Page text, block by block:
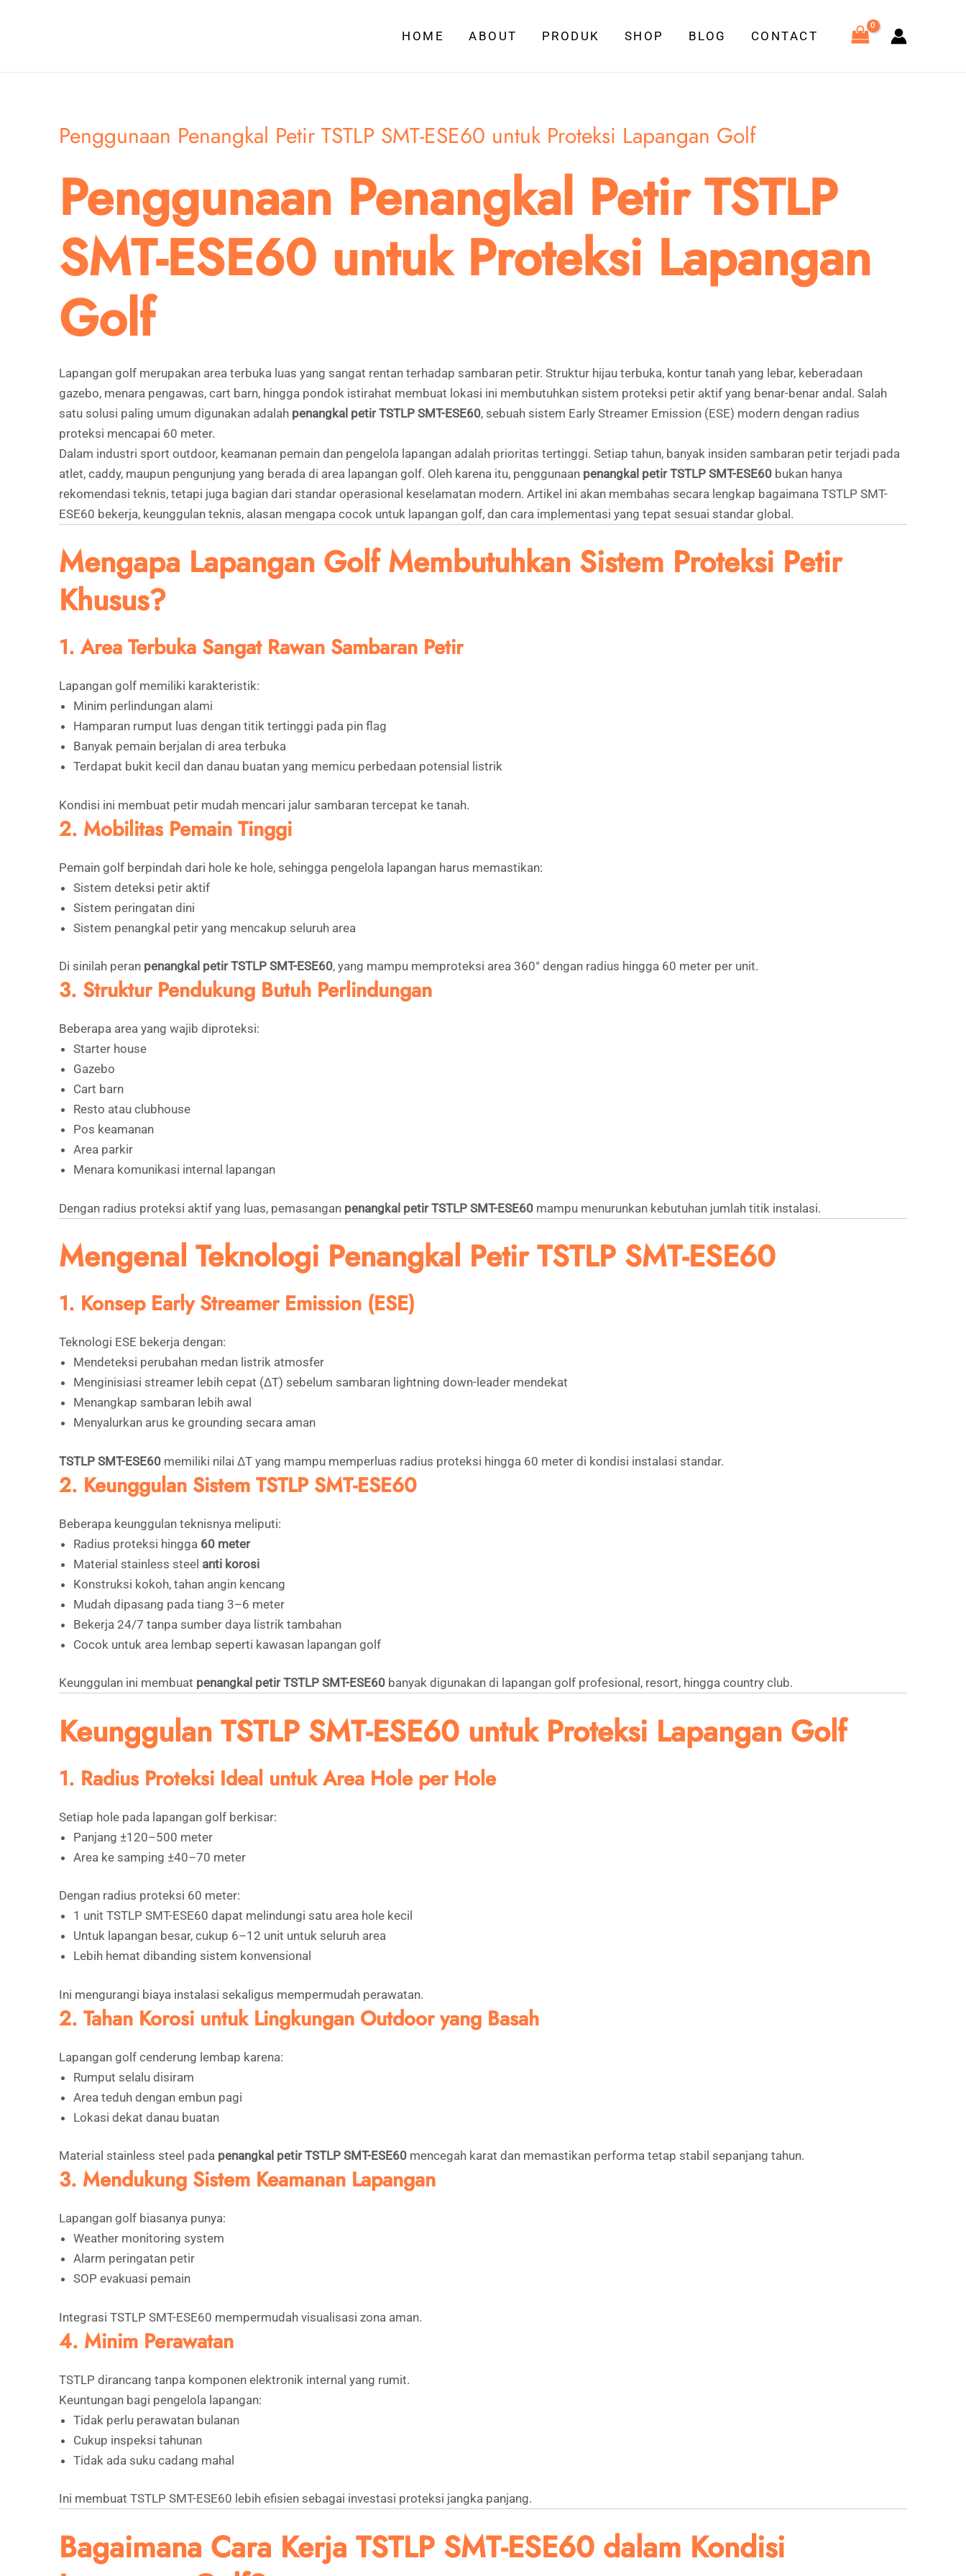
HOME ABOUT PRODUK SHOP BLOG CONTACT
Penggunaan Penangkal Petir TSTLP SMT-ESE60 untuk Proteksi Lapangan Golf
Penggunaan Penangkal Petir TSTLP
SMT-ESE60 untuk Proteksi Lapangan
Golf
Lapangan golf merupakan area terbuka luas yang sangat rentan terhadap sambaran petir. Struktur hijau terbuka, kontur tanah yang lebar, keberadaan
gazebo, menara pengawas, cart barn, hingga pondok istirahat membuat lokasi ini membutuhkan sistem proteksi petir aktif yang benar-benar andal. Salah
satu solusi paling umum digunakan adalah penangkal petir TSTLP SMT-ESE60, sebuah sistem Early Streamer Emission (ESE) modern dengan radius
proteksi mencapai 60 meter.
Dalam industri sport outdoor, keamanan pemain dan pengelola lapangan adalah prioritas tertinggi. Setiap tahun, banyak insiden sambaran petir terjadi pada
atlet, caddy, maupun pengunjung yang berada di area lapangan golf. Oleh karena itu, penggunaan penangkal petir TSTLP SMT-ESE60 bukan hanya
rekomendasi teknis, tetapi juga bagian dari standar operasional keselamatan modern. Artikel ini akan membahas secara lengkap bagaimana TSTLP SMT-
ESE60 bekerja, keunggulan teknis, alasan mengapa cocok untuk lapangan golf, dan cara implementasi yang tepat sesuai standar global.
Mengapa Lapangan Golf Membutuhkan Sistem Proteksi Petir
Khusus?
1. Area Terbuka Sangat Rawan Sambaran Petir
Lapangan golf memiliki karakteristik:
Minim perlindungan alami
Hamparan rumput luas dengan titik tertinggi pada pin flag
Banyak pemain berjalan di area terbuka
Terdapat bukit kecil dan danau buatan yang memicu perbedaan potensial listrik
Kondisi ini membuat petir mudah mencari jalur sambaran tercepat ke tanah.
2. Mobilitas Pemain Tinggi
Pemain golf berpindah dari hole ke hole, sehingga pengelola lapangan harus memastikan:
Sistem deteksi petir aktif
Sistem peringatan dini
Sistem penangkal petir yang mencakup seluruh area
Di sinilah peran penangkal petir TSTLP SMT-ESE60, yang mampu memproteksi area 360° dengan radius hingga 60 meter per unit.
3. Struktur Pendukung Butuh Perlindungan
Beberapa area yang wajib diproteksi:
Starter house
Gazebo
Cart barn
Resto atau clubhouse
Pos keamanan
Area parkir
Menara komunikasi internal lapangan
Dengan radius proteksi aktif yang luas, pemasangan penangkal petir TSTLP SMT-ESE60 mampu menurunkan kebutuhan jumlah titik instalasi.
Mengenal Teknologi Penangkal Petir TSTLP SMT-ESE60
1. Konsep Early Streamer Emission (ESE)
Teknologi ESE bekerja dengan:
Mendeteksi perubahan medan listrik atmosfer
Menginisiasi streamer lebih cepat (ΔT) sebelum sambaran lightning down-leader mendekat
Menangkap sambaran lebih awal
Menyalurkan arus ke grounding secara aman
TSTLP SMT-ESE60 memiliki nilai ΔT yang mampu memperluas radius proteksi hingga 60 meter di kondisi instalasi standar.
2. Keunggulan Sistem TSTLP SMT-ESE60
Beberapa keunggulan teknisnya meliputi:
Radius proteksi hingga 60 meter
Material stainless steel anti korosi
Konstruksi kokoh, tahan angin kencang
Mudah dipasang pada tiang 3–6 meter
Bekerja 24/7 tanpa sumber daya listrik tambahan
Cocok untuk area lembap seperti kawasan lapangan golf
Keunggulan ini membuat penangkal petir TSTLP SMT-ESE60 banyak digunakan di lapangan golf profesional, resort, hingga country club.
Keunggulan TSTLP SMT-ESE60 untuk Proteksi Lapangan Golf
1. Radius Proteksi Ideal untuk Area Hole per Hole
Setiap hole pada lapangan golf berkisar:
Panjang ±120–500 meter
Area ke samping ±40–70 meter
Dengan radius proteksi 60 meter:
1 unit TSTLP SMT-ESE60 dapat melindungi satu area hole kecil
Untuk lapangan besar, cukup 6–12 unit untuk seluruh area
Lebih hemat dibanding sistem konvensional
Ini mengurangi biaya instalasi sekaligus mempermudah perawatan.
2. Tahan Korosi untuk Lingkungan Outdoor yang Basah
Lapangan golf cenderung lembap karena:
Rumput selalu disiram
Area teduh dengan embun pagi
Lokasi dekat danau buatan
Material stainless steel pada penangkal petir TSTLP SMT-ESE60 mencegah karat dan memastikan performa tetap stabil sepanjang tahun.
3. Mendukung Sistem Keamanan Lapangan
Lapangan golf biasanya punya:
Weather monitoring system
Alarm peringatan petir
SOP evakuasi pemain
Integrasi TSTLP SMT-ESE60 mempermudah visualisasi zona aman.
4. Minim Perawatan
TSTLP dirancang tanpa komponen elektronik internal yang rumit.
Keuntungan bagi pengelola lapangan:
Tidak perlu perawatan bulanan
Cukup inspeksi tahunan
Tidak ada suku cadang mahal
Ini membuat TSTLP SMT-ESE60 lebih efisien sebagai investasi proteksi jangka panjang.
Bagaimana Cara Kerja TSTLP SMT-ESE60 dalam Kondisi